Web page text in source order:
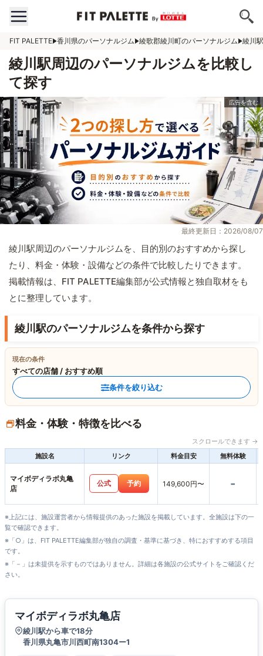
FIT PALETTE 香川県のパーソナルジム 綾歌郡綾川町のパーソナルジム 綾川
綾川駅周辺のパーソナルジムを比較し
て探す
最終更新日：2026/08/07
綾川駅周辺のパーソナルジムを、目的別のおすすめから探し
たり、料金・体験・設備などの条件で比較したりできます。
掲載情報は、FIT PALETTE編集部が公式情報と独自取材をも
とに整理しています。
綾川駅のパーソナルジムを条件から探す
現在の条件
すべての店舗 / おすすめ順
条件を絞り込む
料金・体験・特徴を比べる
スクロールできます →
施設名
リンク 料金目安 無料体験
マイボディラボ丸亀
店
公式 予約 149,600円〜 -
※上記には、施設運営者から情報提供のあった施設を掲載しています。全施設は下の一
覧で確認できます。
※「○」は、FIT PALETTE編集部が独自の調査・基準に基づき、特におすすめする項目
です。
※「－」は未提供を示すものではありません。詳細は各施設の公式サイトをご確認くだ
さい。
マイボディラボ丸亀店
綾川駅から車で18分
香川県丸亀市川西町南1304ー1